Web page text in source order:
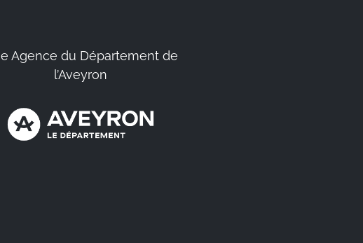
Agence du Département de
l’Aveyron